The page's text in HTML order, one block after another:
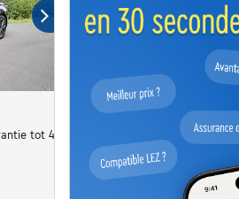
tot 48 ste maand